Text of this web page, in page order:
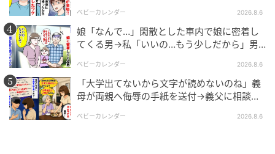
ベビーカレンダー 2026.8.6
娘「なんで…」閑散とした車内で娘に密着し
てくる男→私「いいの…もう少しだから」男
ベビーカレンダー 2026.8.6
「大学出てないから文字が読めないのね」義
母が両親へ侮辱の手紙を送付→義父に相談
ベビーカレンダー 2026.8.6